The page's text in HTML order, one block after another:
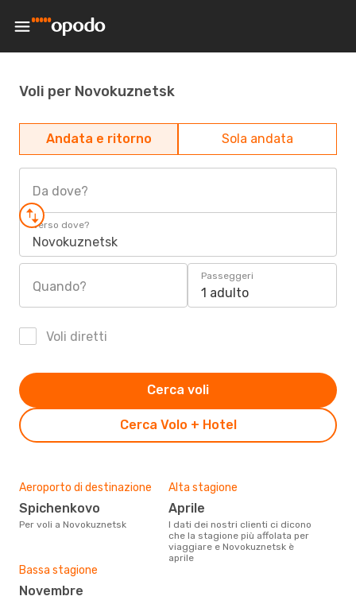
Voli per Novokuznetsk
Andata e ritorno Sola andata
Da dove?
Verso dove?
Novokuznetsk
Quando?
Passeggeri
1 adulto
Voli diretti
Cerca Volo + Hotel
Cerca voli
Aeroporto di destinazione
Spichenkovo
Per voli a Novokuznetsk
Alta stagione
aprile
I dati dei nostri clienti ci dicono
che la stagione più affolata per
viaggiare e Novokuznetsk è
aprile
Bassa stagione
novembre